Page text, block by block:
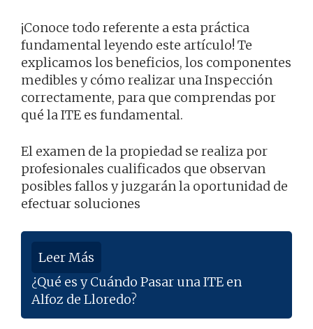
¡Conoce todo referente a esta práctica
fundamental leyendo este artículo! Te
explicamos los beneficios, los componentes
medibles y cómo realizar una Inspección
correctamente, para que comprendas por
qué la ITE es fundamental.
El examen de la propiedad se realiza por
profesionales cualificados que observan
posibles fallos y juzgarán la oportunidad de
efectuar soluciones
Leer Más
¿Qué es y Cuándo Pasar una ITE en
Alfoz de Lloredo?